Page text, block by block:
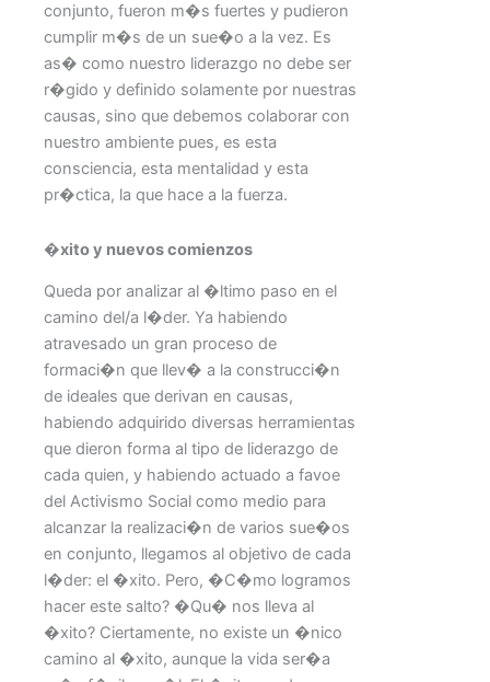
conjunto, fueron m�s fuertes y pudieron
cumplir m�s de un sue�o a la vez. Es
as� como nuestro liderazgo no debe ser
r�gido y definido solamente por nuestras
causas, sino que debemos colaborar con
nuestro ambiente pues, es esta
consciencia, esta mentalidad y esta
pr�ctica, la que hace a la fuerza.
�xito y nuevos comienzos
Queda por analizar al �ltimo paso en el
camino del/a l�der. Ya habiendo
atravesado un gran proceso de
formaci�n que llev� a la construcci�n
de ideales que derivan en causas,
habiendo adquirido diversas herramientas
que dieron forma al tipo de liderazgo de
cada quien, y habiendo actuado a favoe
del Activismo Social como medio para
alcanzar la realizaci�n de varios sue�os
en conjunto, llegamos al objetivo de cada
l�der: el �xito. Pero, �C�mo logramos
hacer este salto? �Qu� nos lleva al
�xito? Ciertamente, no existe un �nico
camino al �xito, aunque la vida ser�a